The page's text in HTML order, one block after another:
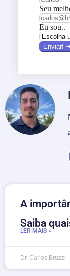
A
Saiba
LER MAIS »
Dr. Carlos Bruzzi